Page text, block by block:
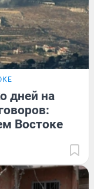
дней на
Востоке